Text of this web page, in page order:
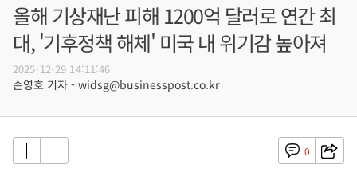
올해 기상재난 피해 1200억 달러로 연간 최
대, '기후정책 해체' 미국 내 위기감 높아져
2025-12-29 14:11:46
손영호 기자 - widsg@businesspost.co.kr
0